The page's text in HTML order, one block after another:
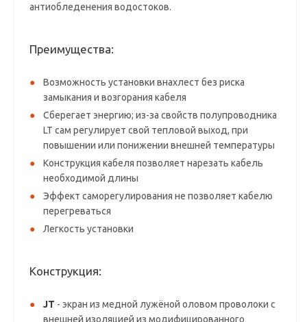
антиобледенения водостоков.
Преимущества:
Возможность установки внахлест без риска
замыкания и возгорания кабеля
Сберегает энергию; из-за свойств полупроводника
LT сам регулирует свой тепловой выход, при
повышении или понижении внешней температуры
Конструкция кабеля позволяет нарезать кабель
необходимой длины
Эффект саморегулирования не позволяет кабелю
перегреваться
Легкость установки
Конструкция:
JT - экран из медной лужёной оловом проволоки с
внешней изоляцией из модифицированного